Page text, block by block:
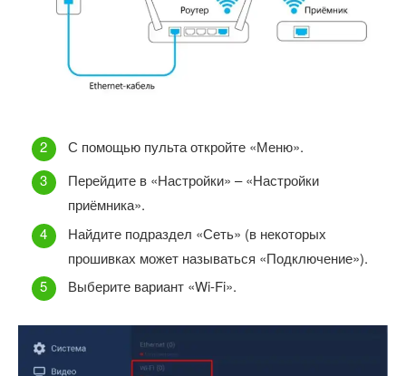
С помощью пульта откройте «Меню».
Перейдите в «Настройки» – «Настройки
приёмника».
Найдите подраздел «Сеть» (в некоторых
прошивках может называться «Подключение»).
Выберите вариант «Wi-Fi».